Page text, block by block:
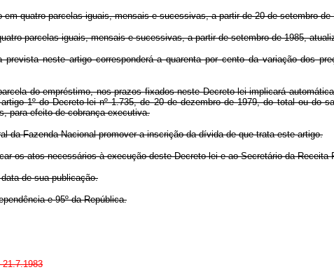
em quatro parcelas iguais, mensais e sucessivas, a partir de 20 de setembro de
parcelas iguais, mensais e sucessivas, a partir de setembro de 1985,
prevista neste artigo corresponderá a quarenta por cento da variação dos
do empréstimo, nos prazos fixados neste Decreto-lei implicará
1º do Decreto-lei nº 1.735, de 20 de dezembro de 1979, do total ou do
para efeito de cobrança executiva.
da Fazenda Nacional promover a inscrição da dívida de que trata este artigo.
os atos necessários à execução deste Decreto-lei e ao Secretário da
de sua publicação.
e 95º da República.